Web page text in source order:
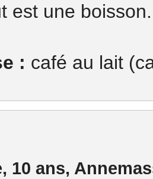
est une boisson.
: café au lait
10 ans,